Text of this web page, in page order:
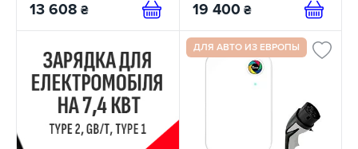
13 608 ₴ 19 400 ₴
ДЛЯ АВТО ИЗ ЕВРОПЫ